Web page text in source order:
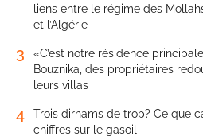
liens entre le régime des
et l’Algérie
3
«C’est notre résidence
Bouznika, des propriétaires
leurs villas
4
Trois dirhams de trop? Ce que
chiffres sur le gasoil